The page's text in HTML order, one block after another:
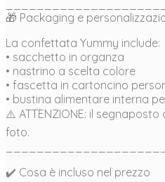
🎁 Packaging e
La confettata Yummy include:
• sacchetto in organza
• nastrino a scelta colore
• fascetta in cartoncino
• bustina alimentare interna
⚠️ ATTENZIONE: il
foto.
✔️ Cosa è incluso nel prezzo